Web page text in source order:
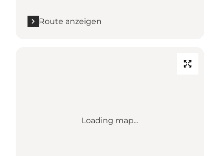
Route anzeigen
Loading map...